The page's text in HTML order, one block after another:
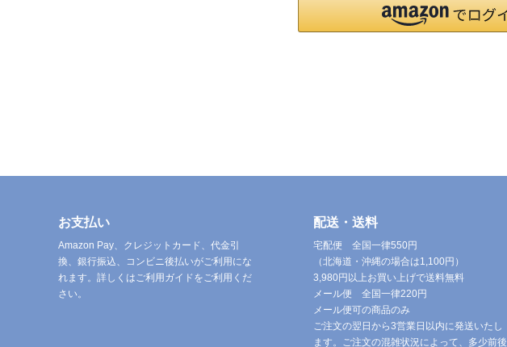
お支払い
Amazon Pay、クレジットカード、代金引
換、銀行振込、コンビニ後払いがご利用にな
れます。詳しくはご利用ガイドをご利用くだ
さい。
配送・送料
宅配便 全国一律550円
（北海道・沖縄の場合は1,100円）
3,980円以上お買い上げで送料無料
メール便 全国一律220円
メール便可の商品のみ
ご注文の翌日から3営業日以内に発送いたし
ます。ご注文の混雑状況によって、多少前後